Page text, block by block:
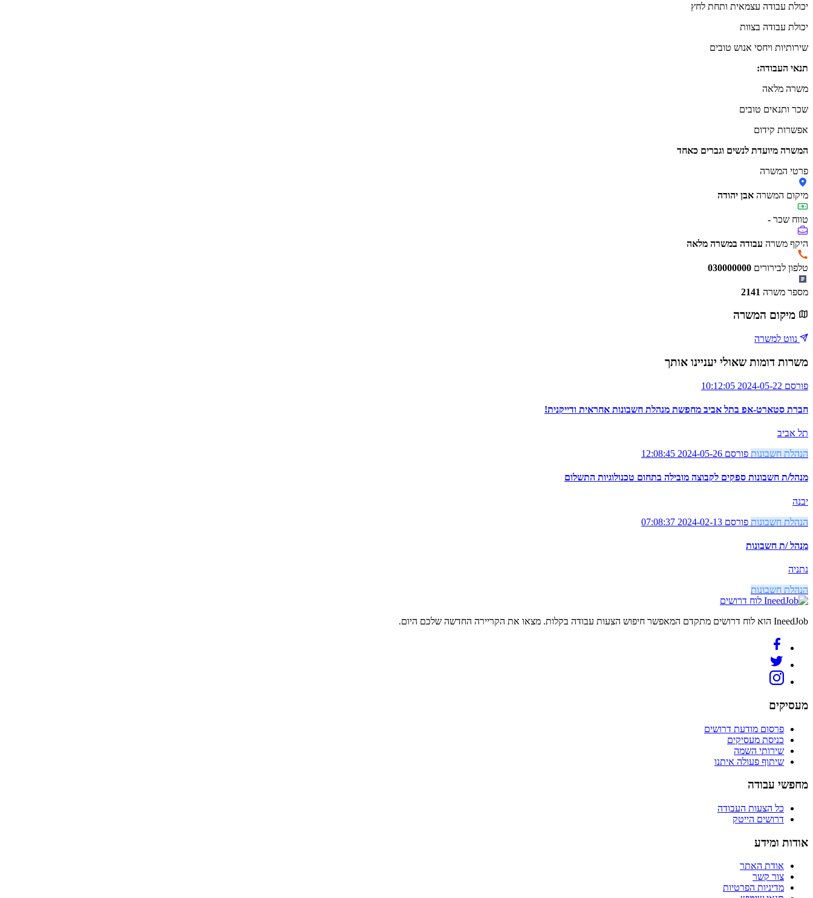
יכולת עבודה עצמאית ותחת לחץ
יכולת עבודה בצוות
שירותיות ויחסי אנוש טובים
תנאי העבודה:
משרה מלאה
שכר ותנאים טובים
אפשרות קידום
המשרה מיועדת לנשים וגברים כאחד
פרטי המשרה
מיקום המשרה אבן יהודה
טווח שכר -
היקף משרה עבודה במשרה מלאה
טלפון לבירורים 030000000
מספר משרה 2141
מיקום המשרה
נווט למשרה
משרות דומות שאולי יעניינו אותך
פורסם 2024-05-22 10:12:05
חברת סטארט-אפ בתל אביב מחפשת מנהלת חשבונות אחראית ודייקנית!
תל אביב
הנהלת חשבונות פורסם 2024-05-26 12:08:45
מנהל/ת חשבונות ספקים לקבוצה מובילה בתחום טכנולוגיות התשלום
יבנה
הנהלת חשבונות פורסם 2024-02-13 07:08:37
מנהל /ת חשבונות
נתניה
הנהלת חשבונות
לוח דרושים
IneedJob הוא לוח דרושים מתקדם המאפשר חיפוש הצעות עבודה בקלות. מצאו את הקריירה החדשה שלכם היום.
מעסיקים
פרסום מודעת דרושים
כניסת מעסיקים
שירותי השמה
שיתוף פעולה איתנו
מחפשי עבודה
כל הצעות העבודה
דרושים הייטק
אודות ומידע
אודת האתר
צור קשר
מדיניות הפרטיות